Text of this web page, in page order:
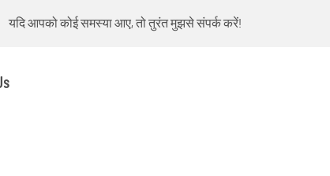
यदि आपको कोई समस्या आए, तो तुरंत मुझसे संपर्क करें!